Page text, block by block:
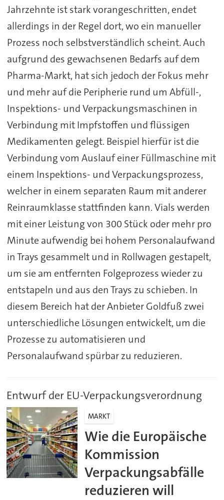
Jahrzehnte ist stark vorangeschritten, endet
allerdings in der Regel dort, wo ein manueller
Prozess noch selbstverständlich scheint. Auch
aufgrund des gewachsenen Bedarfs auf dem
Pharma-Markt, hat sich jedoch der Fokus mehr
und mehr auf die Peripherie rund um Abfüll-,
Inspektions- und Verpackungsmaschinen in
Verbindung mit Impfstoffen und flüssigen
Medikamenten gelegt. Beispiel hierfür ist die
Verbindung vom Auslauf einer Füllmaschine mit
einem Inspektions- und Verpackungsprozess,
welcher in einem separaten Raum mit anderer
Reinraumklasse stattfinden kann. Vials werden
mit einer Leistung von 300 Stück oder mehr pro
Minute aufwendig bei hohem Personalaufwand
in Trays gesammelt und in Rollwagen gestapelt,
um sie am entfernten Folgeprozess wieder zu
entstapeln und aus den Trays zu schieben. In
diesem Bereich hat der Anbieter Goldfuß zwei
unterschiedliche Lösungen entwickelt, um die
Prozesse zu automatisieren und
Personalaufwand spürbar zu reduzieren.
Entwurf der EU-Verpackungsverordnung
MARKT
Wie die Europäische
Kommission
Verpackungsabfälle
reduzieren will